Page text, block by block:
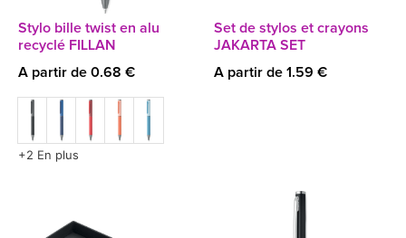
Stylo bille twist en alu
recyclé FILLAN
A partir de 0.68 €
+2 En plus
Set de stylos et crayons
JAKARTA SET
A partir de 1.59 €